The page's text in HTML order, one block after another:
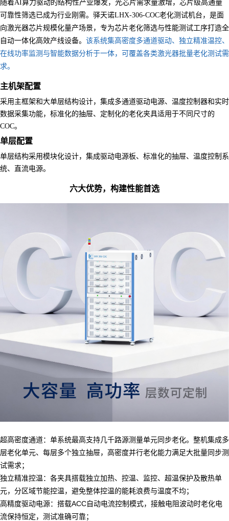
随着AI算力驱动的结构性产业爆发，光芯片需求量激增，芯片级高通量
可靠性筛选已成为行业刚需。驿天诺LHX-306-COC老化测试机台，是面
向激光器芯片规模化量产场景，专为芯片老化筛选与性能测试工序打造全
自动一体化高效产线设备。 该系统集高密度多通道驱动、独立精准温控、
在线功率监测与智能数据分析于一体，可覆盖各类激光器批量老化测试需
求。
主机架配置
采用主框架和大单层结构设计，集成多通道驱动电源、温度控制器和实时
数据采集功能，标准化的抽屉、定制化的老化夹具适用于不同尺寸的
COC。
单层配置
单层结构采用模块化设计，集成驱动电源板、标准化的抽屉、温度控制系
统、直流电源。
六大优势，构建性能首选
超高密度通道：单系统最高支持几千路源测量单元同步老化。整机集成多
层老化单元、每层多个独立抽屉，高密度并行老化能力满足大批量同步测
试需求；
独立精准控温：各夹具搭载独立加热、控温、监控、超温保护及散热单
元，分区域节能控温，避免整体控温的能耗浪费与温度不均；
高精度驱动电源：搭载ACC自动电流控制模式，接触电阻波动时老化电
流保持恒定，测试准确可靠；